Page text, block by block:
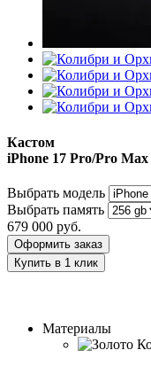
Кастом
iPhone 17 Pro/Pro Max
Выбрать модель
Выбрать память
679 000 руб.
Оформить заказ
Купить в 1 клик
Материалы